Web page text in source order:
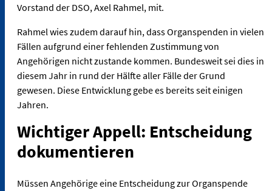
Vorstand der DSO, Axel Rahmel, mit.
Rahmel wies zudem darauf hin, dass Organspenden in vielen
Fällen aufgrund einer fehlenden Zustimmung von
Angehörigen nicht zustande kommen. Bundesweit sei dies in
diesem Jahr in rund der Hälfte aller Fälle der Grund
gewesen. Diese Entwicklung gebe es bereits seit einigen
Jahren.
Wichtiger Appell: Entscheidung
dokumentieren
Müssen Angehörige eine Entscheidung zur Organspende